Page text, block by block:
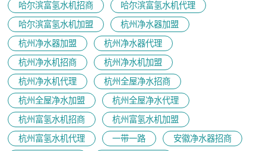
哈尔滨富氢水机招商
哈尔滨富氢水机代理
哈尔滨富氢水机加盟
杭州净水器加盟
杭州净水器加盟
杭州净水器代理
杭州净水机招商
杭州净水机加盟
杭州净水机代理
杭州全屋净水招商
杭州全屋净水加盟
杭州全屋净水代理
杭州富氢水机招商
杭州富氢水机加盟
杭州富氢水机代理
一带一路 安徽净水器招商